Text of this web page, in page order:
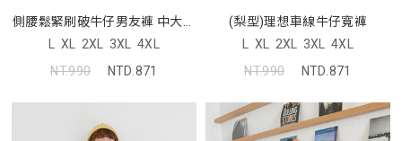
側腰鬆緊刷破牛仔男友褲 中大尺
碼褲子
L XL 2XL 3XL 4XL
NT.990
NTD.871
(梨型)理想車線牛仔寬褲
L XL 2XL 3XL 4XL
NT.990
NTD.871